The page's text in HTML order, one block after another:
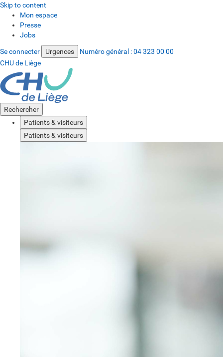
Skip to content
Mon espace
Presse
Jobs
Se connecter Urgences Numéro général :04 323 00 00
CHU de Liège
Rechercher
Patients & visiteurs
Patients & visiteurs